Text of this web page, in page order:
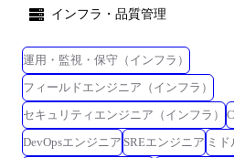
インフラ・品質管理
運用・監視・保守（インフラ）
フィールドエンジニア（インフラ）
セキュリティエンジニア（インフラ）
DevOpsエンジニア SREエンジニア ミ